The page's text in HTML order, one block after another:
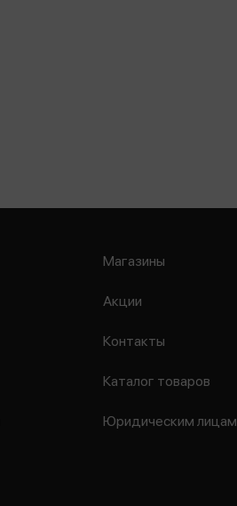
Магазины
Акции
Контакты
Каталог товаров
Юридическим лицам